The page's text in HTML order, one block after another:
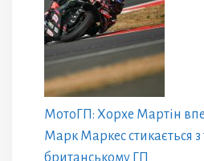
МотоГП: Хорхе Мартін
Марк Маркес стикається
британському ГП